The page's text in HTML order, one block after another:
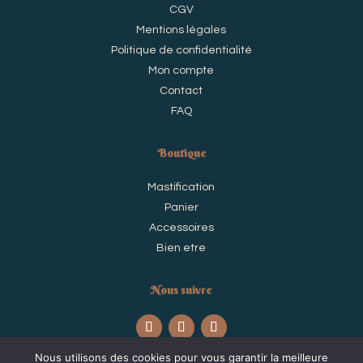
CGV
Mentions légales
Politique de confidentialité
Mon compte
Contact
FAQ
Boutique
Mastification
Panier
Accessoires
Bien etre
Nous suivre
Nous utilisons des cookies pour vous garantir la meilleure